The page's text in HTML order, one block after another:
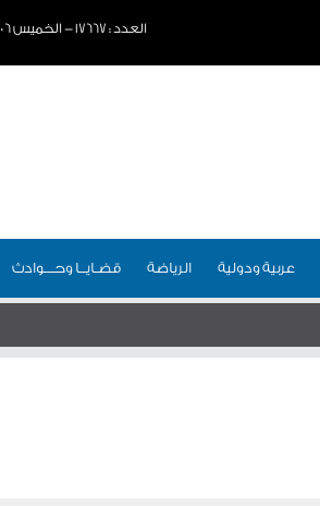
العدد : ١٧٦٦٧ - الخميس ٠٦ أغسطس ٢٠٢٦ م، الموافق ٢٣ صفر ١٤٤٨هـ
عربية ودولية الرياضة قضـايــا وحـــوادث